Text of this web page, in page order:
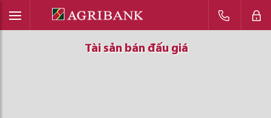
Tài sản bán đấu giá
Tài sản bán đấu giá
Tài sản bán đấu giá